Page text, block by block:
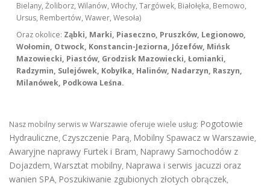
Bielany, Żoliborz, Wilanów, Włochy, Targówek, Białołęka, Bemowo,
Ursus, Rembertów, Wawer, Wesoła)
Oraz okolice: Ząbki, Marki, Piaseczno, Pruszków, Legionowo,
Wołomin, Otwock, Konstancin-Jeziorna, Józefów, Mińsk
Mazowiecki, Piastów, Grodzisk Mazowiecki, Łomianki,
Radzymin, Sulejówek, Kobyłka, Halinów, Nadarzyn, Raszyn,
Milanówek, Podkowa Leśna.
Nasz mobilny serwis w Warszawie oferuje wiele usług: Pogotowie
Hydrauliczne, Czyszczenie Parą, Mobilny Spawacz w Warszawie,
Awaryjne naprawy Furtek i Bram, Naprawy Samochodów z
Dojazdem, Warsztat mobilny, Naprawa i serwis jacuzzi oraz
wanien SPA, Poszukiwanie zgubionych złotych obrączek,